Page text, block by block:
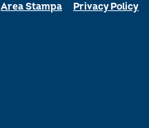
Area Stampa Privacy Policy